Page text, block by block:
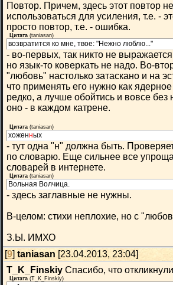
Повтор. Причем, здесь этот повтор
использоваться для усиления, т.е. -
просто повтор, т.е. - ошибка.
Цитата (taniasan)
возвратится ко мне, твое: "Нежно люблю..."
- во-первых, так никто не
но язык-то коверкать не надо. Во-
"любовь" настолько затаскано и на
что применять его нужно как
редко, а лучше обойтись и вовсе без
оно - в каждом катрене.
Цитата (taniasan)
хоженных
- тут одна "н" должна быть.
по словарю. Еще сильнее все
словарей в интернете.
Цитата (taniasan)
Вольная Волчица.
- здесь заглавные не нужны.
В-целом: стихи неплохие, но с
З.Ы. ИМХО
[9] taniasan [23.04.2013, 23:04]
T_K_Finskiy Спасибо, что
Цитата (T_K_Finskiy)